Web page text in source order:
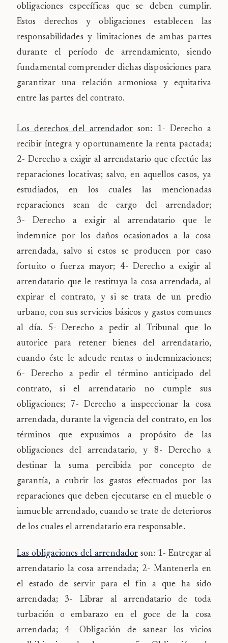
obligaciones específicas que se deben cumplir.
Estos derechos y obligaciones establecen las
responsabilidades y limitaciones de ambas partes
durante el período de arrendamiento, siendo
fundamental comprender dichas disposiciones para
garantizar una relación armoniosa y equitativa
entre las partes del contrato.
Los derechos del arrendadorson: 1-Derecho a
recibir íntegra y oportunamente la renta pactada;
2- Derecho a exigir al arrendatario que efectúe las
reparaciones locativas; salvo, en aquellos casos, ya
estudiados, en los cuales las mencionadas
reparaciones sean de cargo del arrendador;
3-Derecho a exigir al arrendatario que le
indemnice por los daños ocasionados a la cosa
arrendada, salvo si estos se producen por caso
fortuito o fuerza mayor; 4- Derecho a exigir al
arrendatario que le restituya la cosa arrendada, al
expirar el contrato, y si se trata de un predio
urbano, con sus servicios básicos y gastos comunes
al día. 5-Derecho a pedir al Tribunal que lo
autorice para retener bienes del arrendatario,
cuando éste le adeude rentas o indemnizaciones;
6- Derecho a pedir el término anticipado del
contrato, si el arrendatario no cumple sus
obligaciones; 7- Derecho a inspeccionar la cosa
arrendada, durante la vigencia del contrato, en los
términos que expusimos a propósito de las
obligaciones del arrendatario, y 8- Derecho a
destinar la suma percibida por concepto de
garantía, a cubrir los gastos efectuados por las
reparaciones que deben ejecutarse en el mueble o
inmueble arrendado, cuando se trate de deterioros
de los cuales el arrendatario era responsable.
Las obligaciones del arrendador son: 1- Entregar al
arrendatario la cosa arrendada; 2- Mantenerla en
el estado de servir para el fin a que ha sido
arrendada; 3- Librar al arrendatario de toda
turbación o embarazo en el goce de la cosa
arrendada; 4- Obligación de sanear los vicios